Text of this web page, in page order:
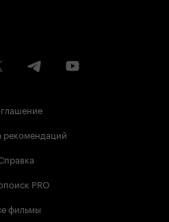
рекомендаций
PRO
фильмы